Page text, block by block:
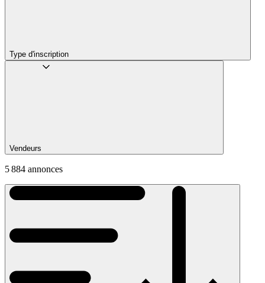
Type d'inscription
Vendeurs
5 884 annonces